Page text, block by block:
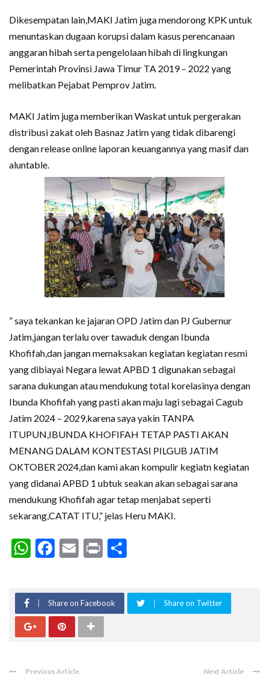
Dikesempatan lain,MAKI Jatim juga mendorong KPK untuk
menuntaskan dugaan korupsi dalam kasus perencanaan
anggaran hibah serta pengelolaan hibah di lingkungan
Pemerintah Provinsi Jawa Timur TA 2019 – 2022 yang
melibatkan Pejabat Pemprov Jatim.
MAKI Jatim juga memberikan Waskat untuk pergerakan
distribusi zakat oleh Basnaz Jatim yang tidak dibarengi
dengan release online laporan keuangannya yang masif dan
aluntable.
” saya tekankan ke jajaran OPD Jatim dan PJ Gubernur
Jatim,jangan terlalu over tawaduk dengan Ibunda
Khofifah,dan jangan memaksakan kegiatan kegiatan resmi
yang dibiayai Negara lewat APBD 1 digunakan sebagai
sarana dukungan atau mendukung total korelasinya dengan
Ibunda Khofifah yang pasti akan maju lagi sebagai Cagub
Jatim 2024 – 2029,karena saya yakin TANPA
ITUPUN,IBUNDA KHOFIFAH TETAP PASTI AKAN
MENANG DALAM KONTESTASI PILGUB JATIM
OKTOBER 2024,dan kami akan kompulir kegiatn kegiatan
yang didanai APBD 1 ubtuk seakan akan sebagai sarana
mendukung Khofifah agar tetap menjabat seperti
sekarang,CATAT ITU,” jelas Heru MAKI.
WhatsApp
Facebook
Email
Print
Share on Facebook Share on Twitter
Previous Article Next Article